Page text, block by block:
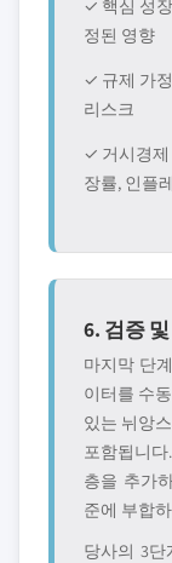
✓ 핵심 성
정된 영향
✓ 규제 가
리스크
✓ 거시경제
장률, 인플
6. 검증
마지막 단
이터를 수
있는 뉘앙
포함됩니
층을 추가
준에 부합
당사의 3단